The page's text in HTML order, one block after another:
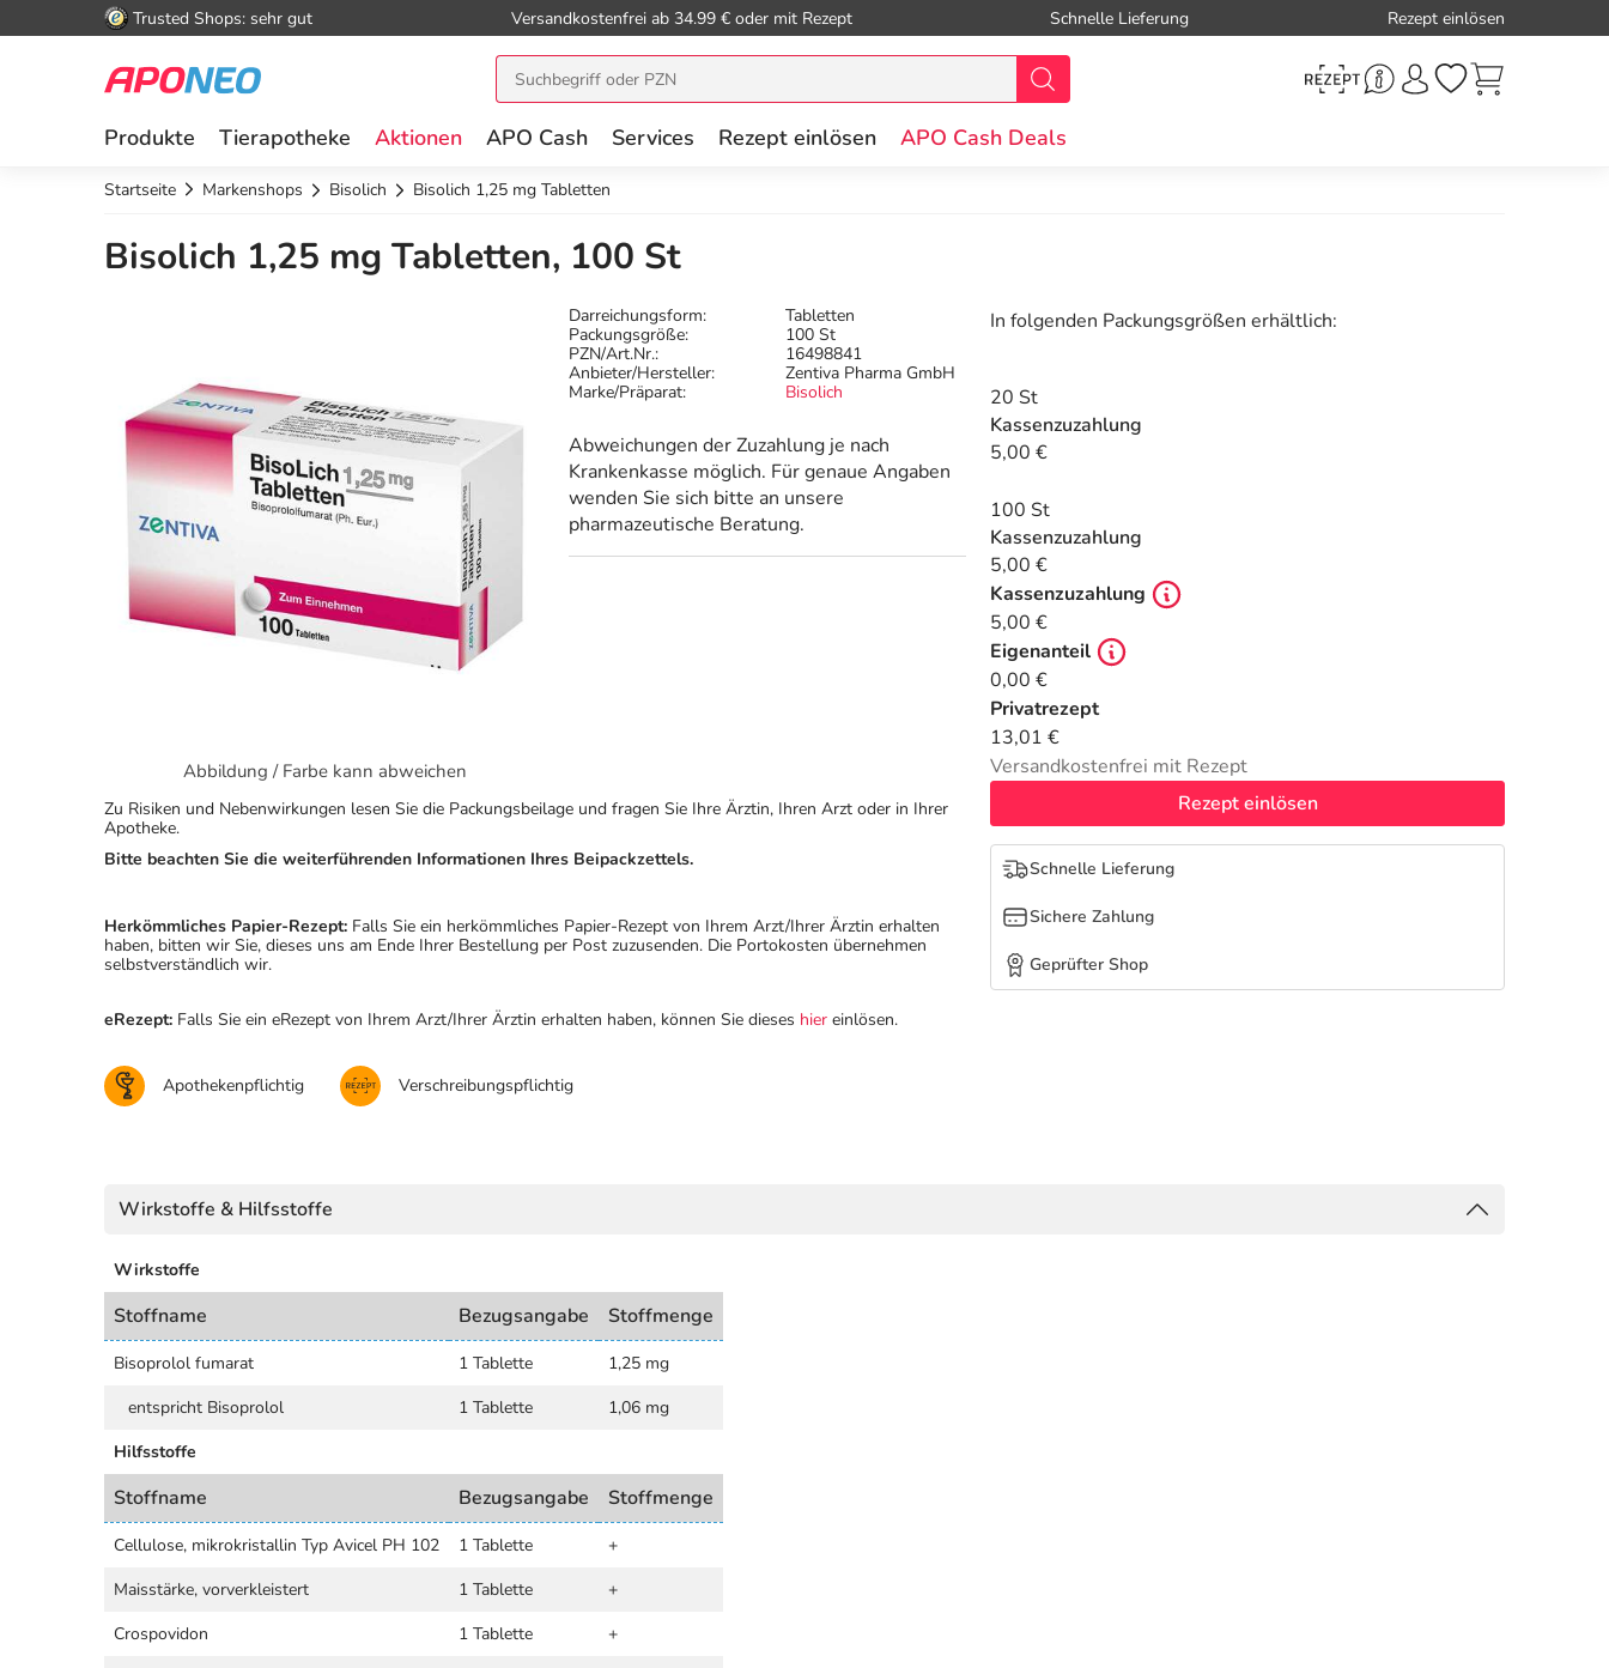
Trusted Shops: sehr gut Versandkostenfrei ab 34.99 € oder mit Rezept Schnelle Lieferung Rezept einlösen
Produkte Tierapotheke Aktionen APO Cash Services Rezept einlösen APO Cash Deals
Startseite Markenshops Bisolich Bisolich 1,25 mg Tabletten
Bisolich 1,25 mg Tabletten, 100 St
Abbildung / Farbe kann abweichen
Darreichungsform:
Tabletten
Packungsgröße:
100 St
PZN/Art.Nr.:
16498841
Anbieter/Hersteller:
Zentiva Pharma GmbH
Marke/Präparat:
Bisolich
Abweichungen der Zuzahlung je nach
Krankenkasse möglich. Für genaue Angaben
wenden Sie sich bitte an unsere
pharmazeutische Beratung.
In folgenden Packungsgrößen erhältlich:
20 St
Kassenzuzahlung
5,00 €
100 St
Kassenzuzahlung
5,00 €
Kassenzuzahlung
5,00 €
Eigenanteil
0,00 €
Privatrezept
13,01 €
Versandkostenfrei mit Rezept
Rezept einlösen
Schnelle Lieferung
Sichere Zahlung
Geprüfter Shop
Zu Risiken und Nebenwirkungen lesen Sie die Packungsbeilage und fragen Sie Ihre Ärztin, Ihren Arzt oder in Ihrer
Apotheke.
Bitte beachten Sie die weiterführenden Informationen Ihres Beipackzettels.
Herkömmliches Papier-Rezept: Falls Sie ein herkömmliches Papier-Rezept von Ihrem Arzt/Ihrer Ärztin erhalten
haben, bitten wir Sie, dieses uns am Ende Ihrer Bestellung per Post zuzusenden. Die Portokosten übernehmen
selbstverständlich wir.
eRezept: Falls Sie ein eRezept von Ihrem Arzt/Ihrer Ärztin erhalten haben, können Sie dieses hier einlösen.
Apothekenpflichtig Verschreibungspflichtig
Wirkstoffe & Hilfsstoffe
Wirkstoffe
Stoffname Bezugsangabe Stoffmenge
Bisoprolol fumarat 1 Tablette
1,25 mg
entspricht Bisoprolol
1 Tablette
1,06 mg
Hilfsstoffe
Stoffname Bezugsangabe Stoffmenge
Cellulose, mikrokristallin Typ Avicel PH 102 1 Tablette
+
Maisstärke, vorverkleistert
1 Tablette
+
Crospovidon
1 Tablette
+